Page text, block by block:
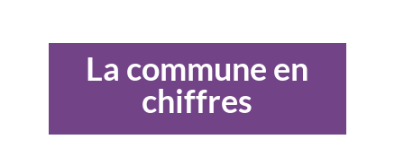
La commune en
chiffres